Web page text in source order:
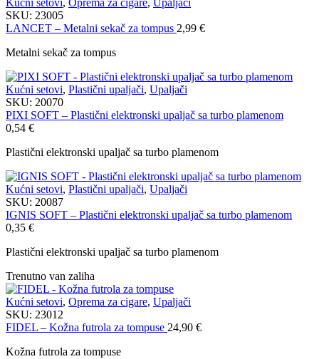
Kućni setovi, Oprema za cigare, Upaljači
SKU: 23005
LANCET – Metalni sekač za tompus 2,99 €
Metalni sekač za tompus
Kućni setovi, Plastični upaljači, Upaljači
SKU: 20070
PIXI SOFT – Plastični elektronski upaljač sa turbo plamenom
0,54 €
Plastični elektronski upaljač sa turbo plamenom
Kućni setovi, Plastični upaljači, Upaljači
SKU: 20087
IGNIS SOFT – Plastični elektronski upaljač sa turbo plamenom
0,35 €
Plastični elektronski upaljač sa turbo plamenom
Trenutno van zaliha
Kućni setovi, Oprema za cigare, Upaljači
SKU: 23012
FIDEL – Kožna futrola za tompuse 24,90 €
Kožna futrola za tompuse